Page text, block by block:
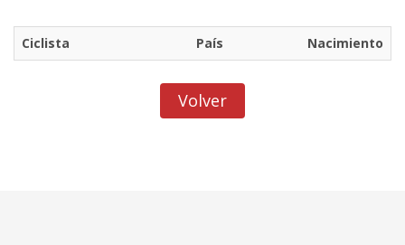
Ciclista País Nacimiento
Volver